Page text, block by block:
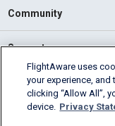
Community
Support
English (USA)
2026 FlightAware
FlightAware uses
your experience,
clicking “Allow All”,
device. Privacy